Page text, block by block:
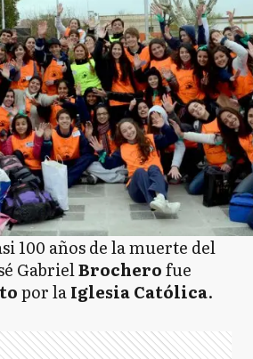
100 años de la muerte del
GabrielBrocherofue
por laIglesia Católica.